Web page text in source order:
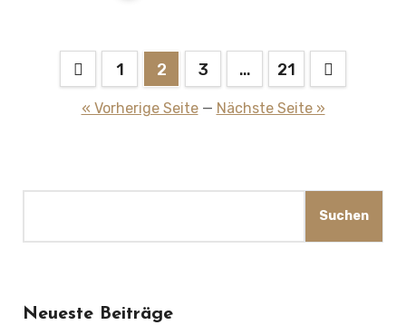
Seitennummerierung
1 2 3 … 21
« Vorherige Seite— Nächste Seite »
Suchen
Neueste Beiträge